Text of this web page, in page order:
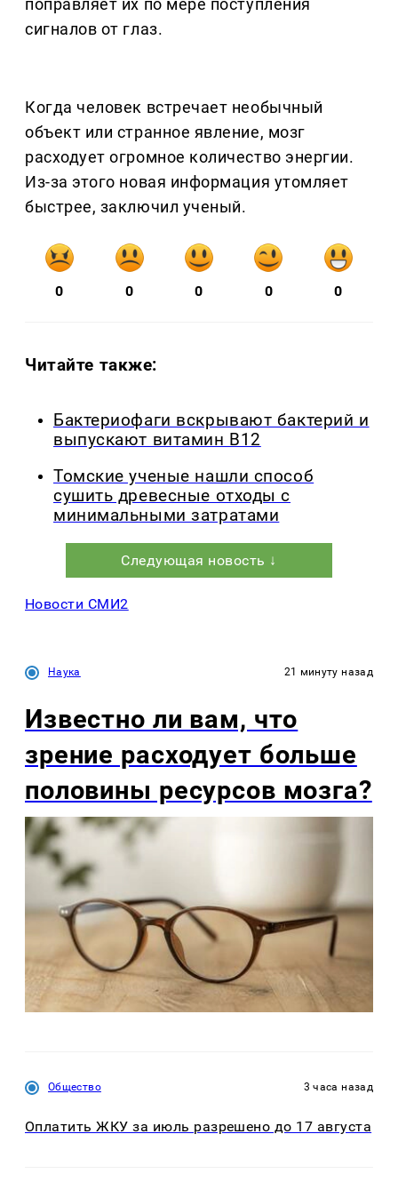
поправляет их по мере поступления
сигналов от глаз.
Когда человек встречает необычный
объект или странное явление, мозг
расходует огромное количество энергии.
Из-за этого новая информация утомляет
быстрее, заключил ученый.
0 0 0 0 0
Читайте также:
Бактериофаги вскрывают бактерий и
выпускают витамин B12
Томские ученые нашли способ
сушить древесные отходы с
минимальными затратами
Следующая новость ↓
Новости СМИ2
Наука 21 минуту назад
Известно ли вам, что
зрение расходует больше
половины ресурсов мозга?
Общество 3 часа назад
Оплатить ЖКУ за июль разрешено до 17 августа